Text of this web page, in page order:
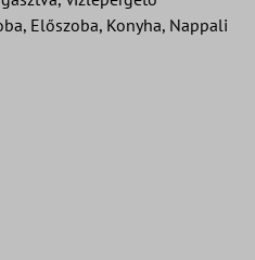
Előszoba, Konyha, Nappali